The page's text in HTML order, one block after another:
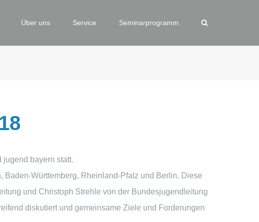
Über uns Service Seminarprogramm
bayern statt.
Württemberg, Rheinland-Pfalz und Berlin. Diese
und Christoph Strehle von der Bundesjugendleitung
diskutiert und gemeinsame Ziele und Forderungen